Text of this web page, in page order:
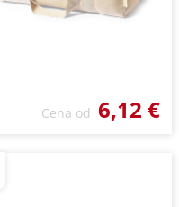
Cena od 6,12 €